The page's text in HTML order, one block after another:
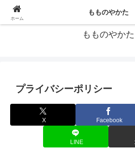
宝塚歌劇団の個人的デー
もものやかた
プライバシーポリシー
X Facebook
LINE
ホーム
もものやかた